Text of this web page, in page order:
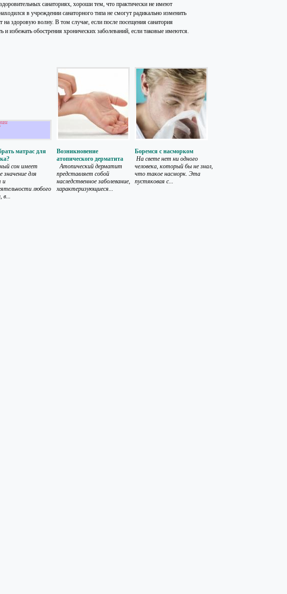
санаториях, хороши тем, что практически не имеют
в учреждении санаторного типа не смогут радикально изменить
на здоровую волну. В том случае, если после посещения санатория
избежать обострения хронических заболеваний, если таковые имеются.
матрас для
сон имеет
значение для
и
любого
в...
Возникновение
атопического дерматита
Атопический дерматит
представляет собой
наследственное заболевание,
характеризующиеся...
Боремся с насморком
На свете нет ни одного
человека, который бы не знал,
что такое насморк. Эта
пустяковая с...